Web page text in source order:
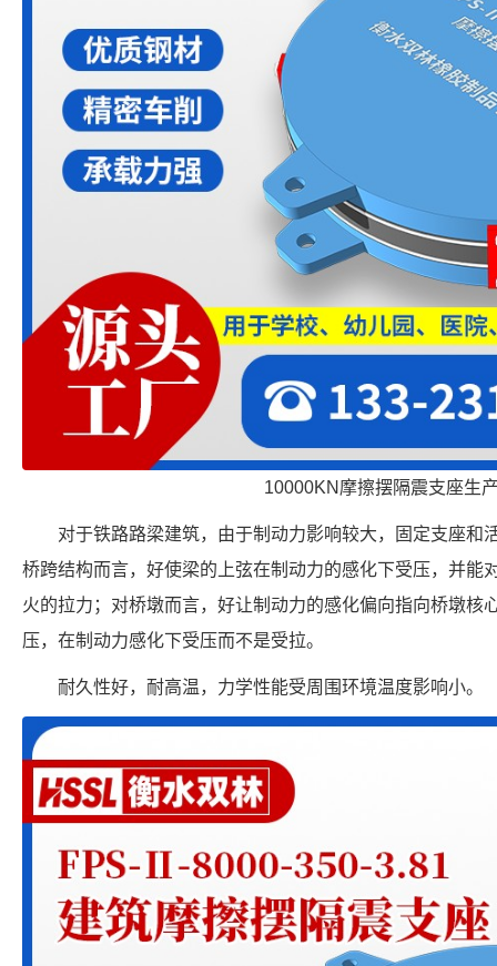
10000KN摩擦摆隔震支座生
对于铁路路梁建筑，由于制动力影响较大，固定支座和
桥跨结构而言，好使梁的上弦在制动力的感化下受压，并能
火的拉力；对桥墩而言，好让制动力的感化偏向指向桥墩核
压，在制动力感化下受压而不是受拉。
耐久性好，耐高温，力学性能受周围环境温度影响小。